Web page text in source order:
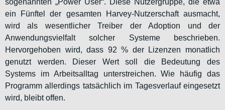
sogenannten „Power User“. Diese Nutzergruppe, die etwa
ein Fünftel der gesamten Harvey-Nutzerschaft ausmacht,
wird als wesentlicher Treiber der Adoption und der
Anwendungsvielfalt solcher Systeme beschrieben.
Hervorgehoben wird, dass 92 % der Lizenzen monatlich
genutzt werden. Dieser Wert soll die Bedeutung des
Systems im Arbeitsalltag unterstreichen. Wie häufig das
Programm allerdings tatsächlich im Tagesverlauf eingesetzt
wird, bleibt offen.